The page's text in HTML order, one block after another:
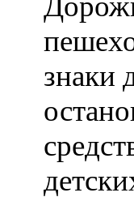
знаки